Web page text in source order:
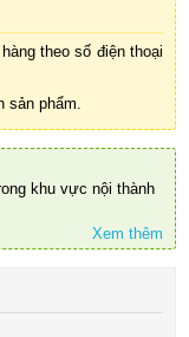
theo số điện thoại
sản phẩm.
khu vực nội thành
Xem thêm